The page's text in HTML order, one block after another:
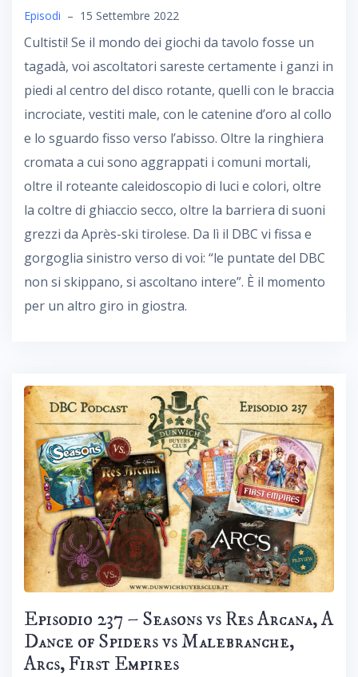
Episodi – 15 Settembre 2022
Cultisti! Se il mondo dei giochi da tavolo fosse un
tagadà, voi ascoltatori sareste certamente i ganzi in
piedi al centro del disco rotante, quelli con le braccia
incrociate, vestiti male, con le catenine d’oro al collo
e lo sguardo fisso verso l’abisso. Oltre la ringhiera
cromata a cui sono aggrappati i comuni mortali,
oltre il roteante caleidoscopio di luci e colori, oltre
la coltre di ghiaccio secco, oltre la barriera di suoni
grezzi da Après-ski tirolese. Da lì il DBC vi fissa e
gorgoglia sinistro verso di voi: “le puntate del DBC
non si skippano, si ascoltano intere”. È il momento
per un altro giro in giostra.
Episodio 237 – Seasons vs Res Arcana, A
Dance of Spiders vs Malebranche,
Arcs, First Empires